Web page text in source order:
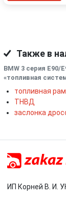
Также в
BMW 3 серия E90/
«топливная
топливная
ТНВД
заслонка
ИП Корней В. И.